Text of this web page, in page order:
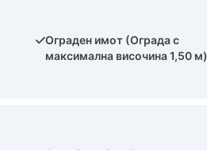
Ограден имот (Ограда с
максимална височина 1,50 м)